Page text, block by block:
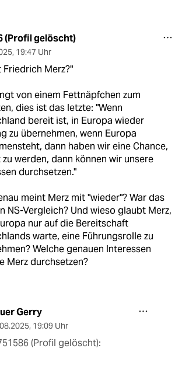
(Profil gelöscht)
, 19:47 Uhr
Friedrich Merz?"
von einem Fettnäpfchen zum
dies ist das letzte: "Wenn
bereit ist, in Europa wieder
zu übernehmen, wenn Europa
dann haben wir eine Chance,
werden, dann können wir unsere
durchsetzen."
meint Merz mit "wieder"? War das
NS-Vergleich? Und wieso glaubt Merz,
nur auf die Bereitschaft
warte, eine Führungsrolle zu
Welche genauen Interessen
Merz durchsetzen?
Gerry
, 19:09 Uhr
(Profil gelöscht):